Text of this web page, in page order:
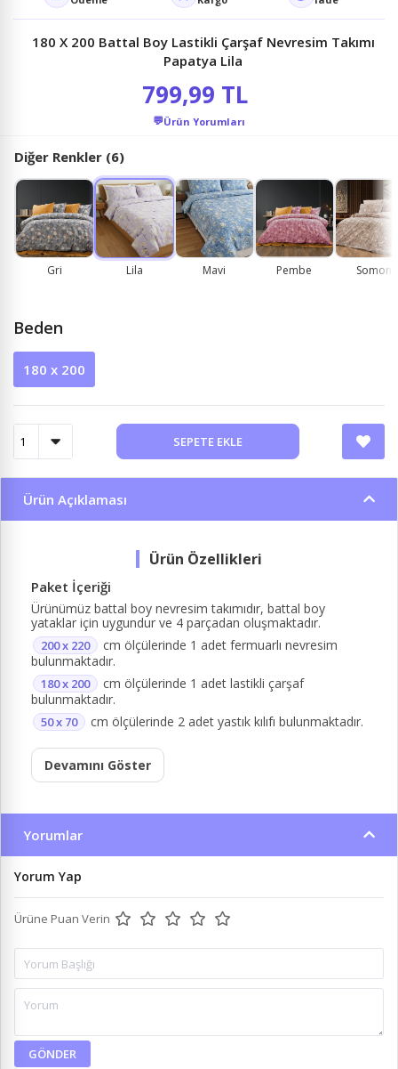
180 X 200 Battal Boy Lastikli Çarşaf Nevresim Takımı
Papatya Lila
799,99 TL
💬Ürün Yorumları
Diğer Renkler (6)
Gri Lila Mavi Pembe Somon
Beden
180 x 200
SEPETE EKLE
Ürün Açıklaması
Paket İçeriği
Ürünümüz battal boy nevresim takımıdır, battal boy
yataklar için uygundur ve 4 parçadan oluşmaktadır.
200 x 220
cm ölçülerinde 1 adet fermuarlı nevresim
bulunmaktadır.
180 x 200
cm ölçülerinde 1 adet lastikli çarşaf
bulunmaktadır.
50 x 70 cm ölçülerinde 2 adet yastık kılıfı bulunmaktadır.
Devamını Göster
Yorumlar
Yorum Yap
Ürüne Puan Verin
GÖNDER